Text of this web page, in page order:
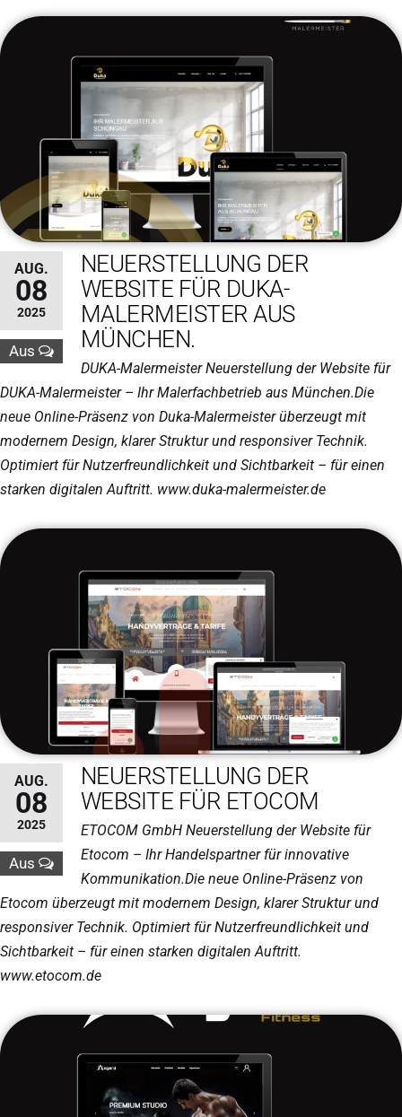
AUG.
08
2025
Aus
NEUERSTELLUNG DER
WEBSITE FÜR DUKA-
MALERMEISTER AUS
MÜNCHEN.
DUKA-Malermeister Neuerstellung der Website für
DUKA-Malermeister – Ihr Malerfachbetrieb aus München.Die
neue Online-Präsenz von Duka-Malermeister überzeugt mit
modernem Design, klarer Struktur und responsiver Technik.
Optimiert für Nutzerfreundlichkeit und Sichtbarkeit – für einen
starken digitalen Auftritt. www.duka-malermeister.de
AUG.
08
2025
Aus
NEUERSTELLUNG DER
WEBSITE FÜR ETOCOM
ETOCOM GmbH Neuerstellung der Website für
Etocom – Ihr Handelspartner für innovative
Kommunikation.Die neue Online-Präsenz von
Etocom überzeugt mit modernem Design, klarer Struktur und
responsiver Technik. Optimiert für Nutzerfreundlichkeit und
Sichtbarkeit – für einen starken digitalen Auftritt.
www.etocom.de